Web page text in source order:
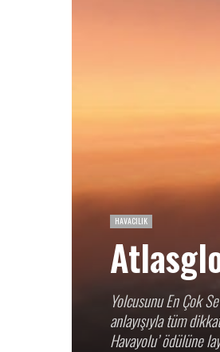
HAVACILIK
Yolcusunu En Çok
anlayışıyla tüm
Havayolu’ ödülüne